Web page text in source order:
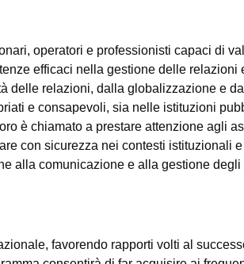
operatori e professionisti capaci di
efficaci nella gestione delle relazioni
delle relazioni, dalla globalizzazione e
e consapevoli, sia nelle istituzioni
è chiamato a prestare attenzione agli
con sicurezza nei contesti istituzionali
alla comunicazione e alla gestione
favorendo rapporti volti al